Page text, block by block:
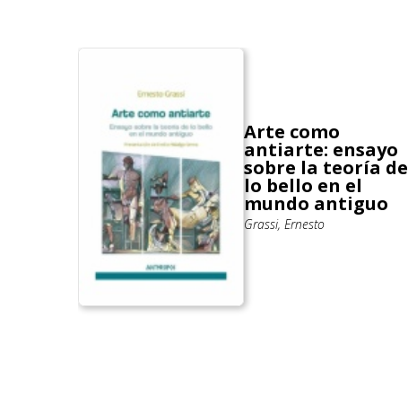
Arte como
antiarte: ensayo
sobre la teoría de
lo bello en el
mundo antiguo
Grassi, Ernesto